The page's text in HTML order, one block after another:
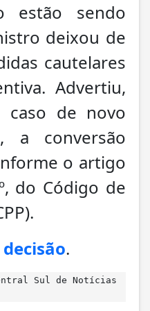
estão sendo
deixou de
cautelares
Advertiu,
caso de novo
a conversão
o artigo
do Código de
.
Sul de Notícias